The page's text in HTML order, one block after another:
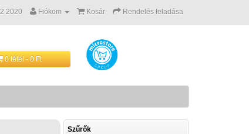
2020 Fiókom Kosár Rendelés feladása
0 tétel - 0 Ft
Szűrők